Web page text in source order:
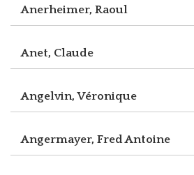
Anerheimer, Raoul
Anet, Claude
Angelvin, Véronique
Angermayer, Fred Antoine